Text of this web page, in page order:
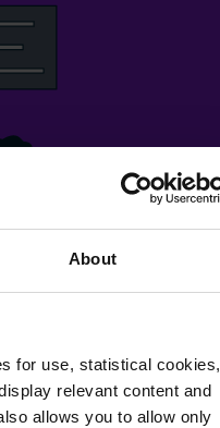
About
for use, statistical cookies,
relevant content and
allows you to allow only